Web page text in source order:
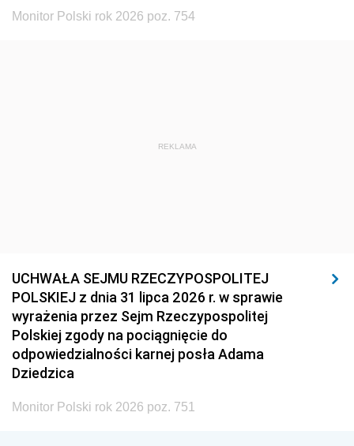
Monitor Polski rok 2026 poz. 754
REKLAMA
UCHWAŁA SEJMU RZECZYPOSPOLITEJ
POLSKIEJ z dnia 31 lipca 2026 r. w sprawie
wyrażenia przez Sejm Rzeczypospolitej
Polskiej zgody na pociągnięcie do
odpowiedzialności karnej posła Adama
Dziedzica
Monitor Polski rok 2026 poz. 751